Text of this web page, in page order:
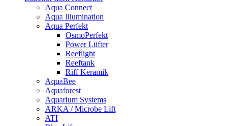
Aqua Connect
Aqua Illumination
Aqua Perfekt
OsmoPerfekt
Power Lüfter
Reeflight
Reeftank
Riff Keramik
AquaBee
Aquaforest
Aquarium Systems
ARKA / Microbe Lift
ATI